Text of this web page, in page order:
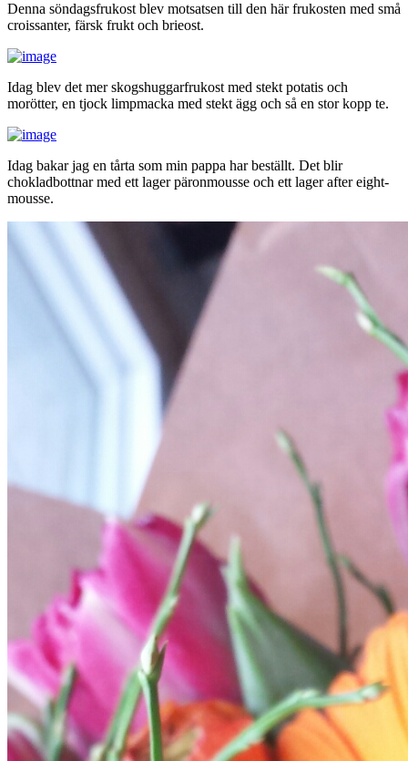
Denna söndagsfrukost blev motsatsen till den här frukosten med små
croissanter, färsk frukt och brieost.
Idag blev det mer skogshuggarfrukost med stekt potatis och
morötter, en tjock limpmacka med stekt ägg och så en stor kopp te.
Idag bakar jag en tårta som min pappa har beställt. Det blir
chokladbottnar med ett lager päronmousse och ett lager after eight-
mousse.